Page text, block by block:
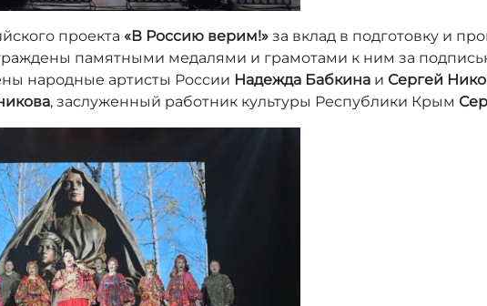
проекта «В Россию верим!» за вклад в подготовку и
памятными медалями и грамотами к ним за
народные артисты России Надежда Бабкина и Сергей
, заслуженный работник культуры Республики Крым